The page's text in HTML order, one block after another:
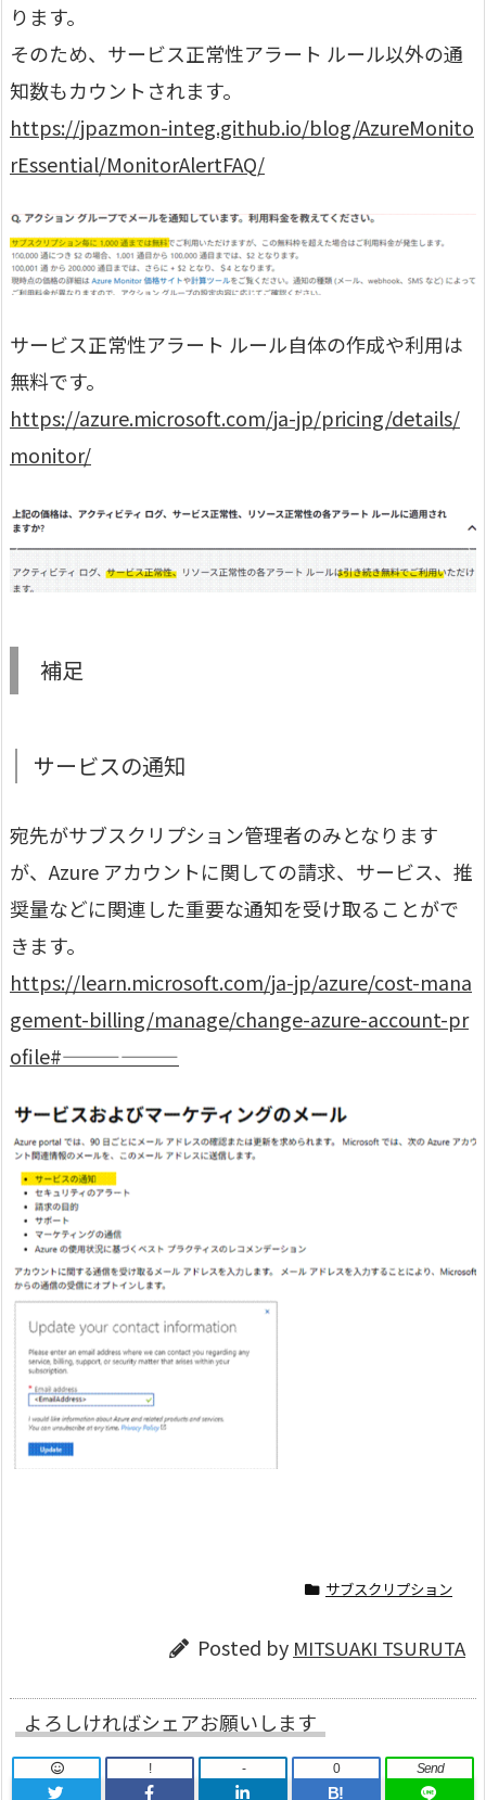
ります。
そのため、サービス正常性アラート ルール以外の通
知数もカウントされます。
https://jpazmon-integ.github.io/blog/AzureMonito
rEssential/MonitorAlertFAQ/
サービス正常性アラート ルール自体の作成や利用は
無料です。
https://azure.microsoft.com/ja-jp/pricing/details/
monitor/
補足
サービスの通知
宛先がサブスクリプション管理者のみとなります
が、Azure アカウントに関しての請求、サービス、推
奨量などに関連した重要な通知を受け取ることがで
きます。
https://learn.microsoft.com/ja-jp/azure/cost-mana
gement-billing/manage/change-azure-account-pr
ofile#——————
サブスクリプション
Posted by MITSUAKI TSURUTA
よろしければシェアお願いします
! -
B!
0 Send